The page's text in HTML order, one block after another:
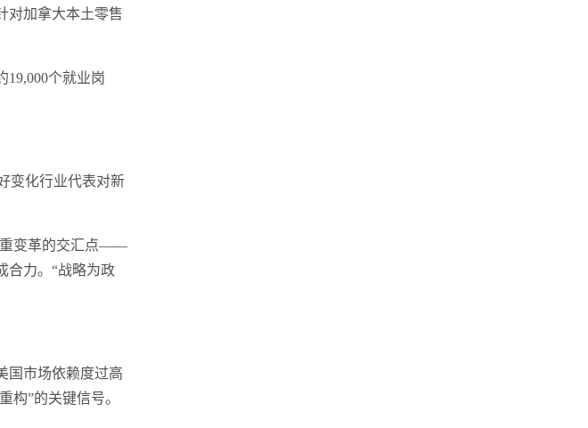
对加拿大本土零售
19,000个就业岗
变化行业代表对新
重变革的交汇点——
合力。“战略为政
国市场依赖度过高
构”的关键信号。